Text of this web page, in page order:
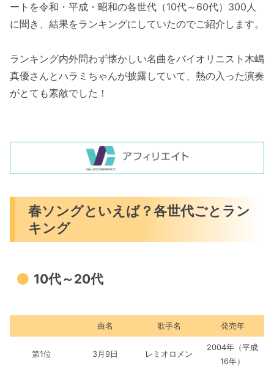
ートを令和・平成・昭和の各世代（10代～60代）300人
に聞き、結果をランキングにしていたのでご紹介します。
ランキング内外問わず懐かしい名曲をバイオリニスト木嶋
真優さんとハラミちゃんが披露していて、熱の入った演奏
がとても素敵でした！
春ソングといえば？各世代ごとラン
キング
10代～20代
曲名 歌手名 発売年
第1位 3月9日 レミオロメン
2004年（平成
16年）